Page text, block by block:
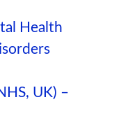
Health
UK) –